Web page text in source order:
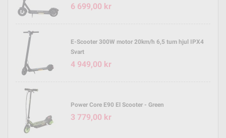
6 699,00 kr
E-Scooter 300W motor 20km/h 6,5 tum hjul IPX4
Svart
4 949,00 kr
Power Core E90 El Scooter - Green
3 779,00 kr